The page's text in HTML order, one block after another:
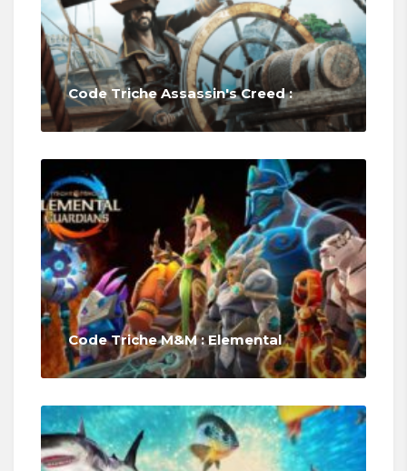
Code Triche Assassin's Creed :
Code Triche M&M : Elemental